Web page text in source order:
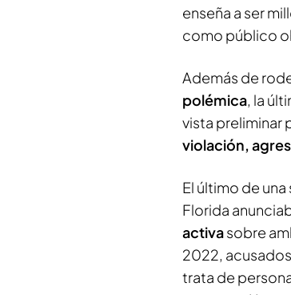
enseña a ser
como público
Además de
polémica, la
vista preliminar
violación,
El último de una
Florida
activasobre
2022,
trata de